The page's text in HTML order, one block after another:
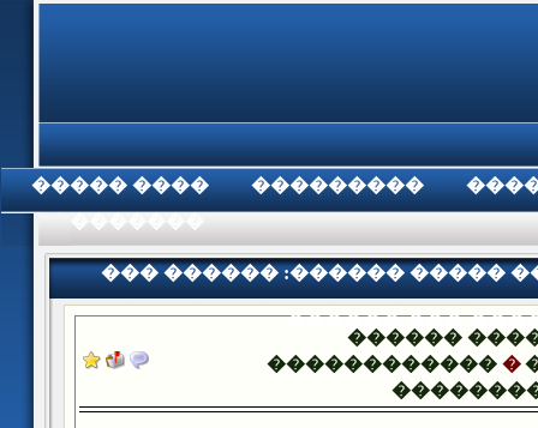
���� ����� ���������
��� ������ :������ �����
������ ���
������
�������������